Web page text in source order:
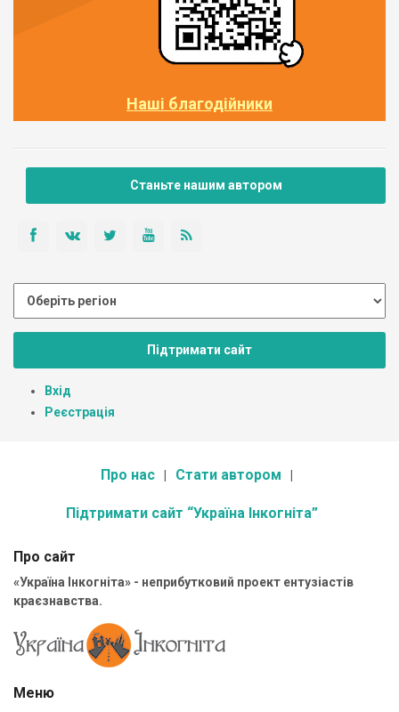
Наші благодійники
Станьте нашим автором
Підтримати сайт
Вхід
Реєстрація
Про нас Стати автором
Підтримати сайт “Україна Інкогніта”
Про сайт
«Україна Інкогніта» - неприбутковий проект ентузіастів
краєзнавства.
Меню